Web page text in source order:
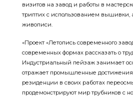
визитов на завод и работы в
триптих с использованием вышивки,
живописи.
«Проект «Летопись современного
современных формах рассказать о
Индустриальный пейзаж занимает
отражает промышленные достижения
резиденции в своих работах
продемонстрируют мир трубников с